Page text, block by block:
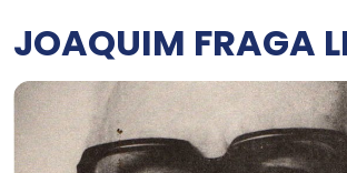
JOAQUIM FRAGA